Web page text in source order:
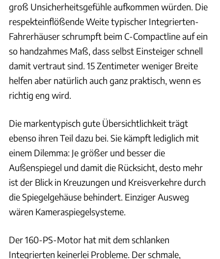
groß Unsicherheitsgefühle aufkommen würden. Die
respekteinflößende Weite typischer Integrierten-
Fahrerhäuser schrumpft beim C-Compactline auf ein
so handzahmes Maß, dass selbst Einsteiger schnell
damit vertraut sind. 15 Zentimeter weniger Breite
helfen aber natürlich auch ganz praktisch, wenn es
richtig eng wird.
Die markentypisch gute Übersichtlichkeit trägt
ebenso ihren Teil dazu bei. Sie kämpft lediglich mit
einem Dilemma: Je größer und besser die
Außenspiegel und damit die Rücksicht, desto mehr
ist der Blick in Kreuzungen und Kreisverkehre durch
die Spiegelgehäuse behindert. Einziger Ausweg
wären Kameraspiegelsysteme.
Der 160-PS-Motor hat mit dem schlanken
Integrierten keinerlei Probleme. Der schmale,